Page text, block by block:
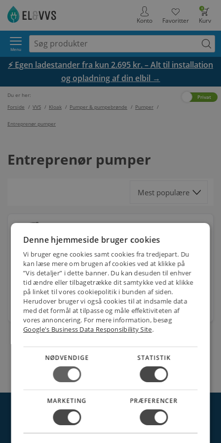
0
Kurv
Favoritter
Konto
Menu
⚡ Egen ladestander fra kun 2.695 kr. – Alt til installation
og opladning af din elbil →
Du er her:
Forside / VVS / Kloak / Pumper & pumpebrønde / Pumper /
Entreprenør pumper
Privat
Entreprenør pumper
2.172,00 kr.pr. stk.
stk. favorite
NETSALG EL & VVS APS
Danmark
Denne hjemmeside bruger cookies
Vi bruger egne cookies samt cookies fra tredjepart. Du
kan læse mere om brugen af cookies ved at klikke på
”Vis detaljer” i dette banner. Du kan desuden til enhver
tid ændre eller tilbagetrække dit samtykke ved at klikke
på linket til vores cookiepolitik i bunden af siden.
Herudover bruger vi også cookies til at indsamle data
med det formål at tilpasse og måle effektiviteten af
vores annoncering. For mere information, besøg
Google's Business Data Responsibility Site.
NØDVENDIGE STATISTIK
MARKETING PRÆFERENCER